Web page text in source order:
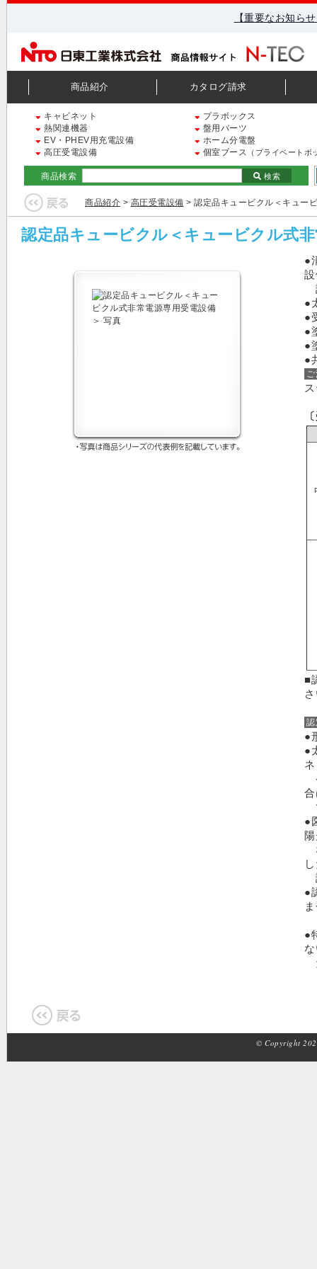
【重要なお知ら
商品紹介 カタログ請求
キャビネット
プラボックス
熱関連機器
盤用パーツ
EV・PHEV用充電設備
ホーム分電盤
高圧受電設備
個室ブース （プライベートボ
商品検索 検索
商品紹介 > 高圧受電設備 > 認定品キュービクル＜キュー
認定品キュービクル＜キュービクル式
●
●
●
●
●
●
■
認
●
●
●
●
●
© Copyright